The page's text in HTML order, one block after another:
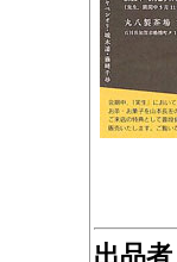
出品